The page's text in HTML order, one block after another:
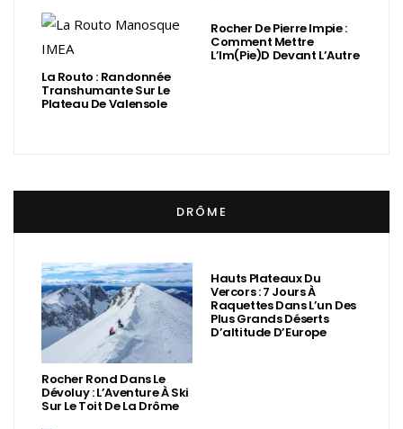
La Routo : Randonnée
Transhumante Sur Le
Plateau De Valensole
Rocher De Pierre Impie :
Comment Mettre
L’Im(Pie)d Devant L’Autre
DRÔME
Rocher Rond Dans Le
Dévoluy : L’Aventure À Ski
Sur Le Toit De La Drôme
Hauts Plateaux Du
Vercors : 7 Jours À
Raquettes Dans L’un Des
Plus Grands Déserts
D’altitude D’Europe